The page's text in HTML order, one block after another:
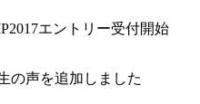
エントリー受付開始